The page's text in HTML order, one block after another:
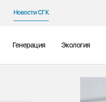
Новости СГК
Генерация Экология